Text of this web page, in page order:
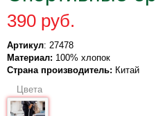
390 руб.
Артикул: 27478
Материал: 100% хлопок
Страна производитель: Китай
Цвета